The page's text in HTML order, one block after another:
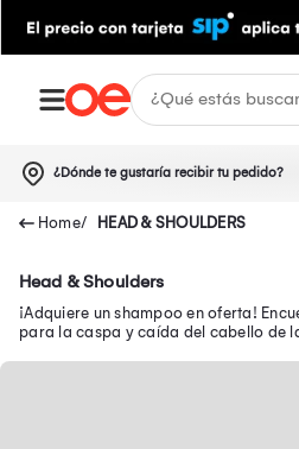
¿Dónde te gustaría recibir tu pedido?
HEAD & SHOULDERS
Head & Shoulders
¡Adquiere un shampoo en oferta!
para la caspa y caída del cabello de